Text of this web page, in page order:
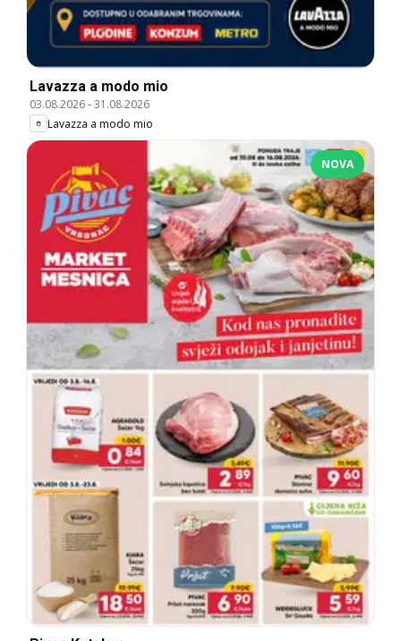
Lavazza a modo mio
03.08.2026-31.08.2026
Lavazza a modo mio
NOVA